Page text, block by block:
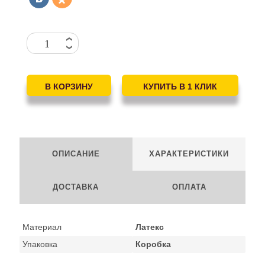
ОПИСАНИЕ ХАРАКТЕРИСТИКИ
ДОСТАВКА ОПЛАТА
Материал
Латекс
Упаковка
Коробка